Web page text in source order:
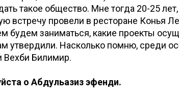
такое общество. Мне тогда 20-25
встречу провели в ресторане Конья
будем заниматься, какие проекты
утвердили. Насколько помню, среди
Вехби Билимир.
о Абдульазиз эфенди.